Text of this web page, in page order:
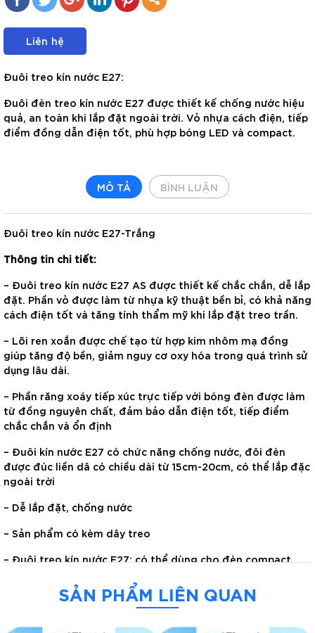
Liên hệ
Đuôi treo kín nước E27:
Đuôi đèn treo kín nước E27 được thiết kế chống nước hiệu
quả, an toàn khi lắp đặt ngoài trời. Vỏ nhựa cách điện, tiếp
điểm đồng dẫn điện tốt, phù hợp bóng LED và compact.
MÔ TẢ BÌNH LUẬN
Đuôi treo kín nước E27-Trắng
Thông tin chi tiết:
– Đuôi treo kín nước E27 AS được thiết kế chắc chắn, dễ lắp
đặt. Phần vỏ được làm từ nhựa kỹ thuật bền bỉ, có khả năng
cách điện tốt và tăng tính thẩm mỹ khi lắp đặt treo trần.
– Lõi ren xoắn được chế tạo từ hợp kim nhôm mạ đồng
giúp tăng độ bền, giảm nguy cơ oxy hóa trong quá trình sử
dụng lâu dài.
– Phần răng xoáy tiếp xúc trực tiếp với bóng đèn được làm
từ đồng nguyên chất, đảm bảo dẫn điện tốt, tiếp điểm
chắc chắn và ổn định
– Đuôi kín nước E27 có chức năng chống nước, đôi đèn
được đúc liền dâ có chiều dài từ 15cm-20cm, có thể lắp đặc
ngoài trời
– Dễ lắp đặt, chống nước
– Sản phẩm có kèm dây treo
– Đuôi treo kín nước E27: có thể dùng cho đèn compact,
Thông số kỹ thuật:
– Chất liệu: nhựa
SẢN PHẨM LIÊN QUAN